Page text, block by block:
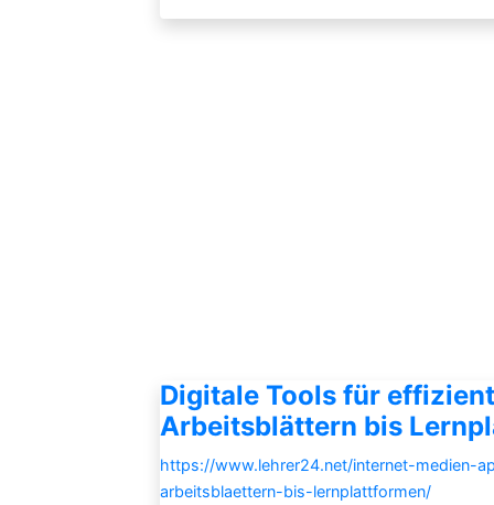
Digitale Tools für
Arbeitsblättern bis
https://www.lehrer24.net/internet-medien-
arbeitsblaettern-bis-lernplattformen/